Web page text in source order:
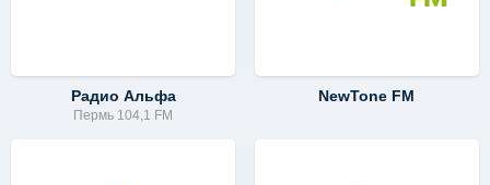
Радио Альфа
Пермь 104,1 FM
NewTone FM